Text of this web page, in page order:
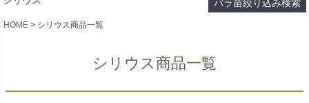
バラ苗絞り込み検索
HOME シリウス商品一覧
シリウス商品一覧